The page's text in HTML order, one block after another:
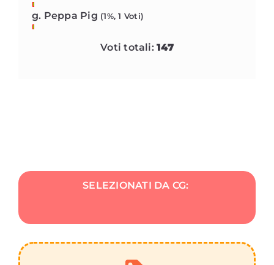
g. Peppa Pig (1%, 1 Voti)
Voti totali:147
SELEZIONATI DA CG: